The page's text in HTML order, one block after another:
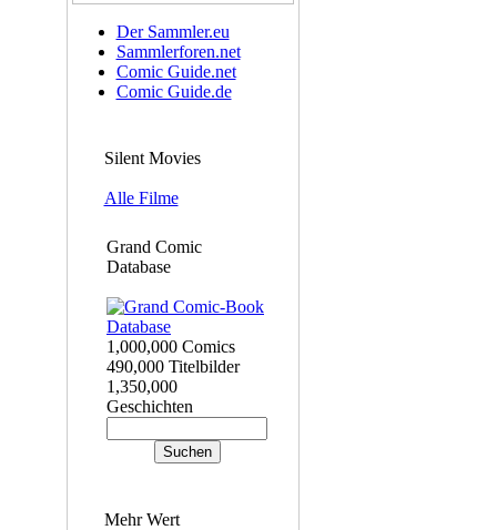
Der Sammler.eu
Sammlerforen.net
Comic Guide.net
Comic Guide.de
Silent Movies
Alle Filme
Grand Comic
Database
1,000,000 Comics
490,000 Titelbilder
1,350,000
Geschichten
Mehr Wert